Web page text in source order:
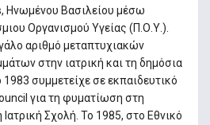
Ηνωμένου Βασιλείου μέσω
Οργανισμού Υγείας (Π.Ο.Υ.).
αριθμό μεταπτυχιακών
στην ιατρική και τη δημόσια
1983 συμμετείχε σε εκπαιδευτικό
για τη φυματίωση στη
Σχολή. Το 1985, στο Εθνικό